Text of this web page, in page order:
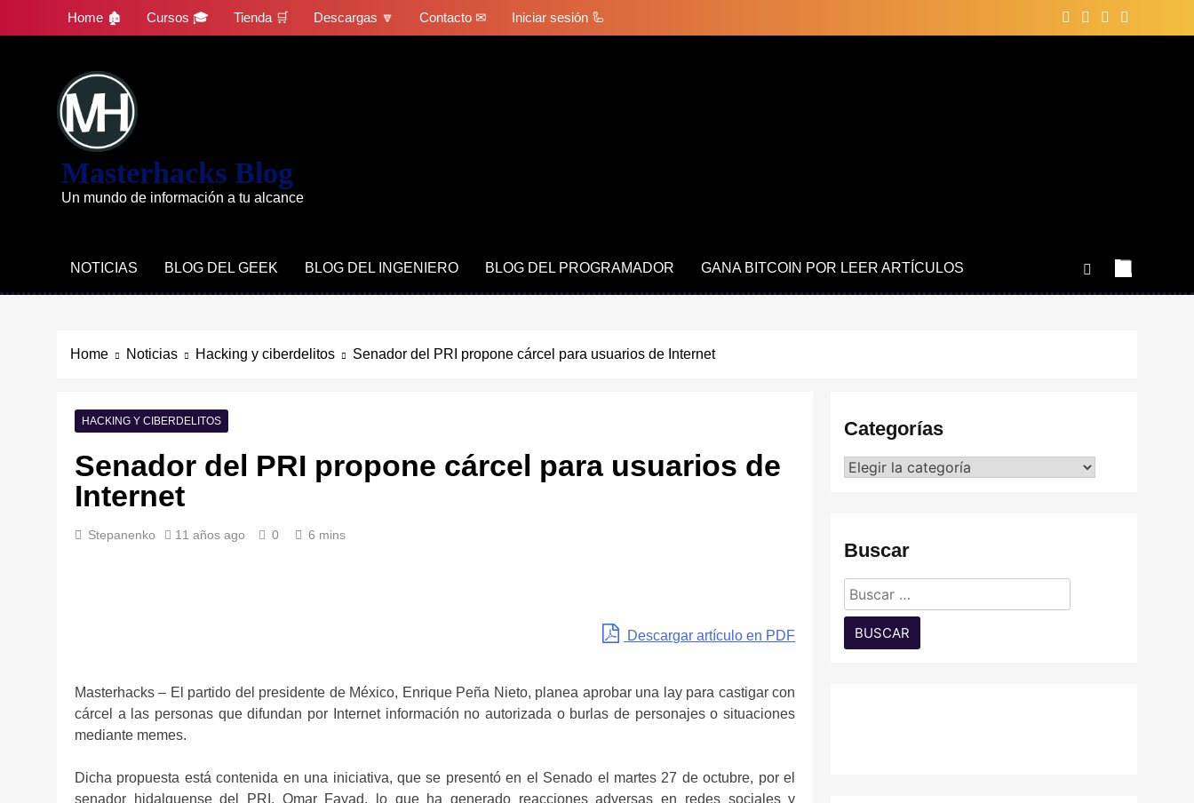
Home 🏚 Cursos 🎓 Tienda 🛒 Descargas 🔽 Contacto ✉ Iniciar sesión 🦾
Masterhacks Blog
Un mundo de información a tu alcance
NOTICIAS BLOG DEL GEEK BLOG DEL INGENIERO BLOG DEL PROGRAMADOR GANA BITCOIN POR LEER ARTÍCULOS
Home Noticias Hacking y ciberdelitos Senador del PRI propone cárcel para usuarios de Internet
HACKING Y CIBERDELITOS
Senador del PRI propone cárcel para usuarios de
Internet
Stepanenko 11 años ago 0 6 mins
Descargar artículo en PDF
Masterhacks – El partido del presidente de México, Enrique Peña Nieto, planea aprobar una lay para castigar con
cárcel a las personas que difundan por Internet información no autorizada o burlas de personajes o situaciones
mediante memes.
Dicha propuesta está contenida en una iniciativa, que se presentó en el Senado el martes 27 de octubre, por el
senador hidalguense del PRI, Omar Fayad, lo que ha generado reacciones adversas en redes sociales y
Categorías
Categorías
Buscar
Buscar: